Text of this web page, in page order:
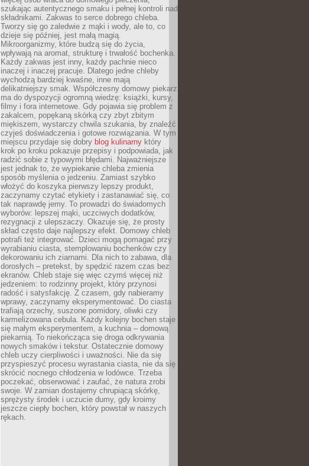
szukając autentycznego smaku i pełnej kontroli nad
składnikami. Zakwas to serce dobrego chleba.
Tworzy się go zaledwie z mąki i wody, ale to, co
dzieje się później, jest małą magią.
Mikroorganizmy, które budzą się do życia,
wpływają na aromat, strukturę i trwałość bochenka.
Każdy zakwas jest inny, każdy pachnie nieco
inaczej i inaczej pracuje. Dlatego jedne chleby
wychodzą bardziej kwaśne, inne mają
delikatniejszy smak. Współczesny domowy piekarz
ma do dyspozycji ogromną wiedzę: książki, kursy,
filmy i fora internetowe. Gdy pojawia się problem z
zakalcem, popękaną skórką czy zbyt zbitym
miękiszem, wystarczy chwila szukania, by znaleźć
czyjeś doświadczenia i gotowe rozwiązania. W tym
miejscu przydaje się dobry blog kulinarny który
krok po kroku pokazuje przepisy i podpowiada, jak
radzić sobie z typowymi błędami. Najważniejsze
jest jednak to, że wypiekanie chleba zmienia
sposób myślenia o jedzeniu. Zamiast szybko
włożyć do koszyka pierwszy lepszy produkt,
zaczynamy czytać etykiety i zastanawiać się, co
tak naprawdę jemy. To prowadzi do świadomych
wyborów: lepszej mąki, uczciwych dodatków,
rezygnacji z ulepszaczy. Okazuje się, że prosty
skład często daje najlepszy efekt. Domowy chleb
potrafi też integrować. Dzieci mogą pomagać przy
wyrabianiu ciasta, stemplowaniu bochenków czy
dekorowaniu ich ziarnami. Dla nich to zabawa, dla
dorosłych – pretekst, by spędzić razem czas bez
ekranów. Chleb staje się więc czymś więcej niż
jedzeniem: to rodzinny projekt, który przynosi
radość i satysfakcję. Z czasem, gdy nabieramy
wprawy, zaczynamy eksperymentować. Do ciasta
trafiają orzechy, suszone pomidory, oliwki czy
karmelizowana cebula. Każdy kolejny bochen staje
się małym eksperymentem, a kuchnia – domową
piekarnią. To niekończąca się droga odkrywania
nowych smaków i tekstur. Ostatecznie domowy
chleb uczy cierpliwości i uważności. Nie da się
przyspieszyć procesu wyrastania ciasta, nie da się
skrócić nocnego chłodzenia w lodówce. Trzeba
poczekać, obserwować i zaufać, że natura zrobi
swoje. W zamian dostajemy chrupiącą skórkę,
sprężysty środek i uczucie dumy, gdy kroimy
jeszcze ciepły bochen, który powstał w naszych
rękach.